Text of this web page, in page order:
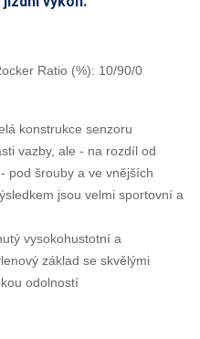
Ratio (%): 10/90/0
konstrukce senzoru
vazby, ale - na rozdíl od
pod šrouby a ve vnějších
jsou velmi sportovní a
vysokohustotní a
základ se skvělými
odolností